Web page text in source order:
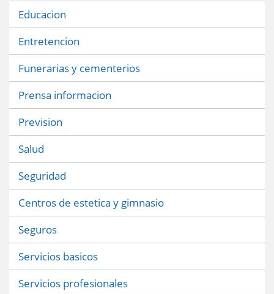
Educacion
Entretencion
Funerarias y cementerios
Prensa informacion
Prevision
Salud
Seguridad
Centros de estetica y gimnasio
Seguros
Servicios basicos
Servicios profesionales